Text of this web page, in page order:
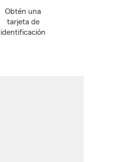
Obtén una
tarjeta de
identificación